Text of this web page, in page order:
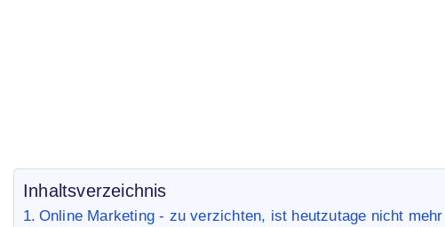
Inhaltsverzeichnis
Online Marketing - zu verzichten, ist heutzutage nicht